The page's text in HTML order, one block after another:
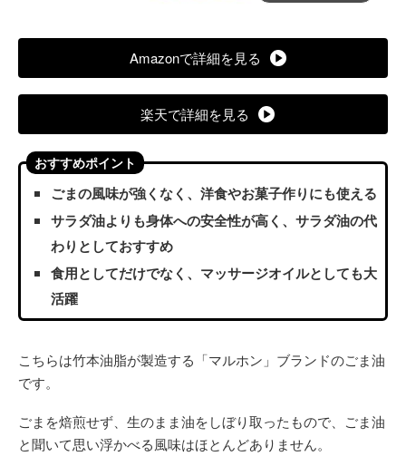
Amazonで詳細を見る
楽天で詳細を見る
おすすめポイント
ごまの風味が強くなく、洋食やお菓子作りにも使える
サラダ油よりも身体への安全性が高く、サラダ油の代
わりとしておすすめ
食用としてだけでなく、マッサージオイルとしても大
活躍
こちらは竹本油脂が製造する「マルホン」ブランドのごま油
です。
ごまを焙煎せず、生のまま油をしぼり取ったもので、ごま油
と聞いて思い浮かべる風味はほとんどありません。